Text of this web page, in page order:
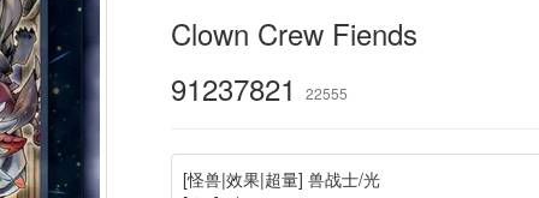
Clown Crew Fiends
91237821
22555
[怪兽|效果|超量] 兽战士/光